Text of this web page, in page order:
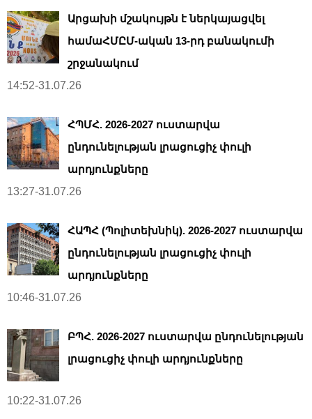
Արցախի մշակույթն է ներկայացվել
համաՀՄԸՄ-ական 13-րդ բանակումի
շրջանակում
14:52-31.07.26
ՀՊՄՀ. 2026-2027 ուստարվա
ընդունելության լրացուցիչ փուլի
արդյունքները
13:27-31.07.26
ՀԱՊՀ (Պոլիտեխնիկ). 2026-2027 ուստարվա
ընդունելության լրացուցիչ փուլի
արդյունքները
10:46-31.07.26
ԲՊՀ. 2026-2027 ուստարվա ընդունելության
լրացուցիչ փուլի արդյունքները
10:22-31.07.26